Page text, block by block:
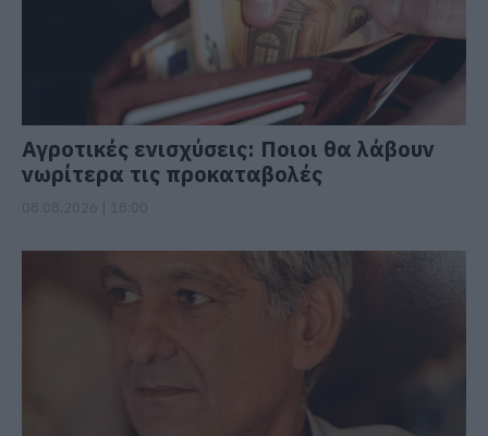
Αγροτικές ενισχύσεις: Ποιοι θα λάβουν
νωρίτερα τις προκαταβολές